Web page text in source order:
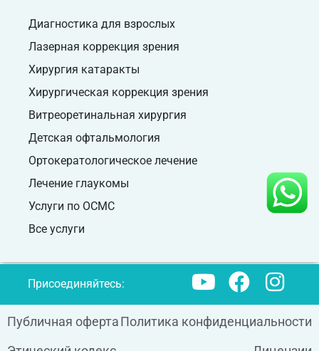
Диагностика для взрослых
Лазерная коррекция зрения
Хирургия катаракты
Хирургическая коррекция зрения
Витреоретинальная хирургия
Детская офтальмология
Ортокератологическое лечение
Лечение глаукомы
Услуги по ОСМС
Все услуги
Присоединяйтесь:
Публичная офертаПолитика конфиденциальности